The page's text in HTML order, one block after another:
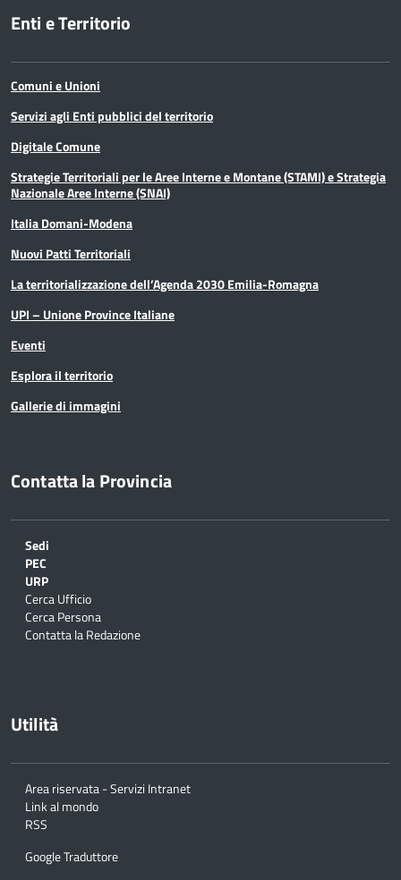
Enti e Territorio
Comuni e Unioni
Servizi agli Enti pubblici del territorio
Digitale Comune
Strategie Territoriali per le Aree Interne e Montane (STAMI) e Strategia
Nazionale Aree Interne (SNAI)
Italia Domani-Modena
Nuovi Patti Territoriali
La territorializzazione dell’Agenda 2030 Emilia-Romagna
UPI – Unione Province Italiane
Eventi
Esplora il territorio
Gallerie di immagini
Contatta la Provincia
Sedi
PEC
URP
Cerca Ufficio
Cerca Persona
Contatta la Redazione
Utilità
Area riservata - Servizi Intranet
Link al mondo
RSS
Google Traduttore